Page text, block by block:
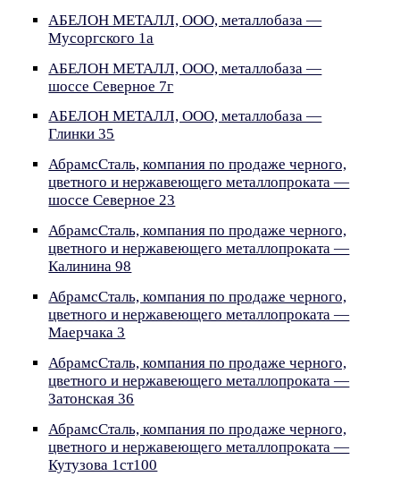
АБЕЛОН МЕТАЛЛ, ООО, металлобаза —
Мусоргского 1а
АБЕЛОН МЕТАЛЛ, ООО, металлобаза —
шоссе Северное 7г
АБЕЛОН МЕТАЛЛ, ООО, металлобаза —
Глинки 35
АбрамсСталь, компания по продаже черного,
цветного и нержавеющего металлопроката —
шоссе Северное 23
АбрамсСталь, компания по продаже черного,
цветного и нержавеющего металлопроката —
Калинина 98
АбрамсСталь, компания по продаже черного,
цветного и нержавеющего металлопроката —
Маерчака 3
АбрамсСталь, компания по продаже черного,
цветного и нержавеющего металлопроката —
Затонская 36
АбрамсСталь, компания по продаже черного,
цветного и нержавеющего металлопроката —
Кутузова 1ст100